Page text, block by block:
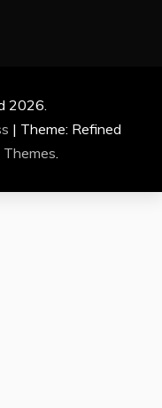
2026.
| Theme: Refined
Themes.